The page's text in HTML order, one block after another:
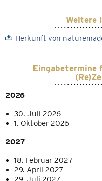
Weitere
Herkunft von
Eingabetermine
2026
30. Juli 2026
1. Oktober 2026
2027
18. Februar 2027
29. April 2027